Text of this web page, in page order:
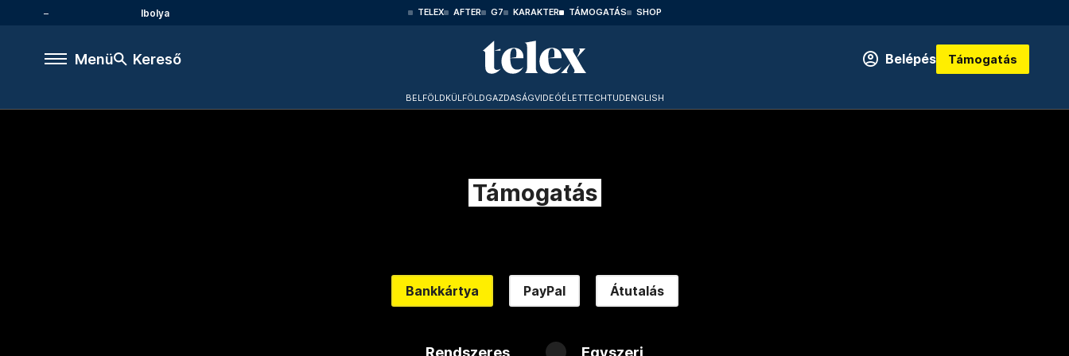
Ibolya TELEX AFTER G7 KARAKTER TÁMOGATÁS SHOP
Menü Kereső Belépés Támogatás
BELFÖLDKÜLFÖLDGAZDASÁGVIDEÓÉLETTECHTUDENGLISH
Támogatás
Bankkártya PayPal Átutalás
Rendszeres Egyszeri